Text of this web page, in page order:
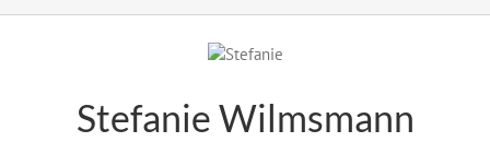
Stefanie Wilmsmann